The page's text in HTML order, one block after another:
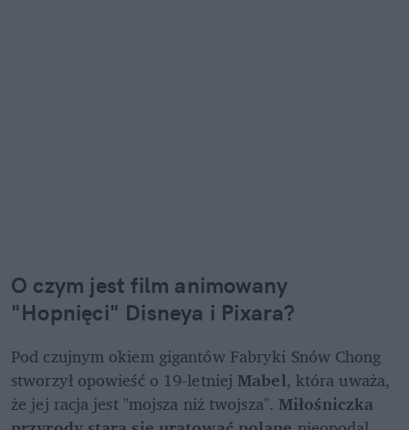
O czym jest film animowany
"Hopnięci" Disneya i Pixara?
Pod czujnym okiem gigantów Fabryki Snów Chong
stworzył opowieść o 19-letniej Mabel, która uważa,
że jej racja jest "mojsza niż twojsza". Miłośniczka